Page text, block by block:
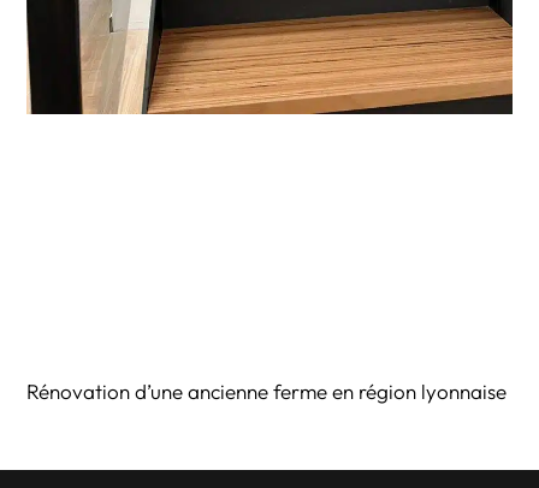
Rénovation d’une ancienne ferme en région lyonnaise